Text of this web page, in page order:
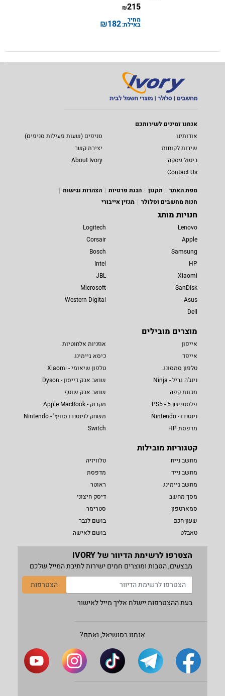
215
₪
מחיר
באילת:182
₪
אנחנו זמינים לשירותכם
אודותינו
סניפים (שעות פעילות סניפים)
שירות לקוחות
יצירת קשר
ביטול עסקה
About Ivory
Contact Us
מפת האתר
תקנון הגנת פרטיות
הצהרות נגישות
חנות מחשבים וסלולר
מגזין אייבורי
חנויות מותג
Lenovo
Apple
Samsung
HP
Xiaomi
SanDisk
Asus
Dell
Logitech
Corsair
Bosch
Intel
JBL
Microsoft
Western Digital
מוצרים מובילים
אייפון
אייפד
טלפון סמסונג
נינג'ה גריל - Ninja
מכונת קפה
פלסטיישן 5 - PS5
נינטנדו - Nintendo
מדפסת HP
אוזניות אלחוטיות
כיסא גיימינג
טלפון שיאומי - Xiaomi
שואב אבק דייסון - Dyson
שואב אבק שוטף
מקבוק - Apple MacBook
משחק לנינטנדו סוויץ' - Nintendo
Switch
קטגוריות מובילות
מחשב נייח
מחשב נייד
מחשב גיימינג
מסך מחשב
סמארטפון
שעון חכם
טאבלט
טלוויזיה
מדפסת
ראוטר
דיסק חיצוני
סטרימר
בושם לגבר
בושם לאישה
הצטרפו לרשימת הדיוור של IVORY
מבצעים, הטבות ומוצרים חמים ישירות לתיבת המייל שלכם
הצטרפות
בעת ההצטרפות יישלח אליך מייל לאישור
אנחנו בסושיאל, ואתם?